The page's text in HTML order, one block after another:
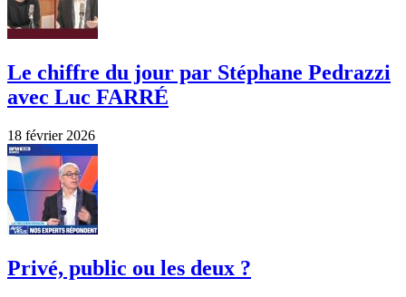
Le chiffre du jour par Stéphane Pedrazzi
avec Luc FARRÉ
18 février 2026
Privé, public ou les deux ?